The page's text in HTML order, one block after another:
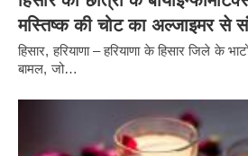
मस्तिष्क की चोट का अल्जाइमर से
हिसार, हरियाणा – हरियाणा के हिसार जिले के
बामल, जो…